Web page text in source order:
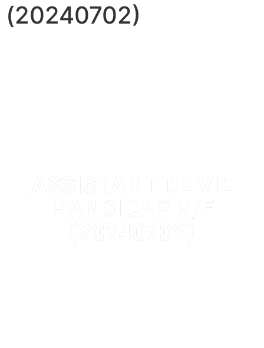
(20240702)